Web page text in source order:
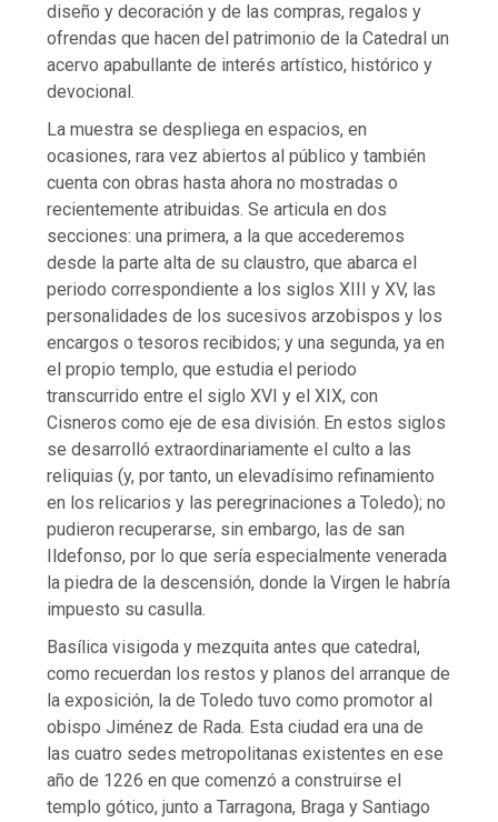
diseño y decoración y de las compras, regalos y
ofrendas que hacen del patrimonio de la Catedral un
acervo apabullante de interés artístico, histórico y
devocional.
La muestra se despliega en espacios, en
ocasiones, rara vez abiertos al público y también
cuenta con obras hasta ahora no mostradas o
recientemente atribuidas. Se articula en dos
secciones: una primera, a la que accederemos
desde la parte alta de su claustro, que abarca el
periodo correspondiente a los siglos XIII y XV, las
personalidades de los sucesivos arzobispos y los
encargos o tesoros recibidos; y una segunda, ya en
el propio templo, que estudia el periodo
transcurrido entre el siglo XVI y el XIX, con
Cisneros como eje de esa división. En estos siglos
se desarrolló extraordinariamente el culto a las
reliquias (y, por tanto, un elevadísimo refinamiento
en los relicarios y las peregrinaciones a Toledo); no
pudieron recuperarse, sin embargo, las de san
Ildefonso, por lo que sería especialmente venerada
la piedra de la descensión, donde la Virgen le habría
impuesto su casulla.
Basílica visigoda y mezquita antes que catedral,
como recuerdan los restos y planos del arranque de
la exposición, la de Toledo tuvo como promotor al
obispo Jiménez de Rada. Esta ciudad era una de
las cuatro sedes metropolitanas existentes en ese
año de 1226 en que comenzó a construirse el
templo gótico, junto a Tarragona, Braga y Santiago